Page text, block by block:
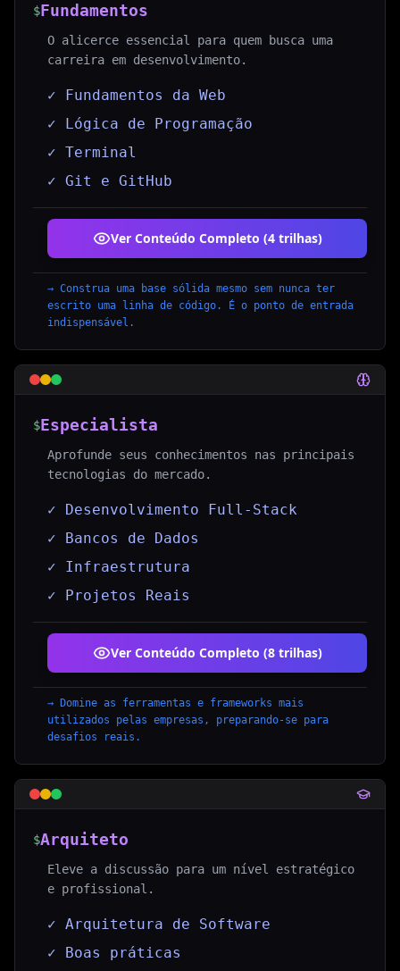
$Fundamentos
O alicerce essencial para quem busca uma
carreira em desenvolvimento.
✓ Fundamentos da Web
✓ Lógica de Programação
✓ Terminal
✓ Git e GitHub
Ver Conteúdo Completo (4 trilhas)
→ Construa uma base sólida mesmo sem nunca ter
escrito uma linha de código. É o ponto de entrada
indispensável.
$Especialista
Aprofunde seus conhecimentos nas principais
tecnologias do mercado.
✓ Desenvolvimento Full-Stack
✓ Bancos de Dados
✓ Infraestrutura
✓ Projetos Reais
Ver Conteúdo Completo (8 trilhas)
→
Domine as ferramentas e frameworks mais
utilizados pelas empresas, preparando-se para
desafios reais.
$Arquiteto
Eleve a discussão para um nível estratégico
e profissional.
✓ Arquitetura de Software
✓ Boas práticas